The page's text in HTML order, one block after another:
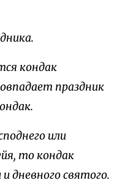
кондак
праздник
или
то кондак
дневного святого.